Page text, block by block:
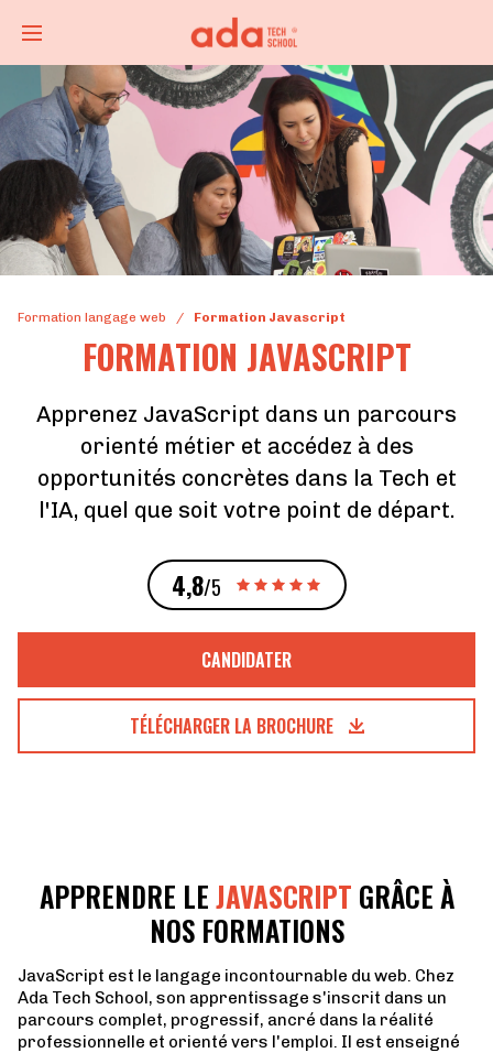
Formation langage web / Formation Javascript
FORMATION JAVASCRIPT
Apprenez JavaScript dans un parcours
orienté métier et accédez à des
opportunités concrètes dans la Tech et
l'IA, quel que soit votre point de départ.
4,8/5
CANDIDATER
TÉLÉCHARGER LA BROCHURE
APPRENDRE LEJAVASCRIPT GRÂCE À
NOS FORMATIONS
JavaScript est le langage incontournable du web. Chez
Ada Tech School, son apprentissage s'inscrit dans un
parcours complet, progressif, ancré dans la réalité
professionnelle et orienté vers l'emploi. Il est enseigné